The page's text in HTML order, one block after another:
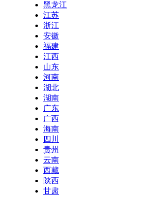
黑龙江
江苏
浙江
安徽
福建
江西
山东
河南
湖北
湖南
广东
广西
海南
四川
贵州
云南
西藏
陕西
甘肃